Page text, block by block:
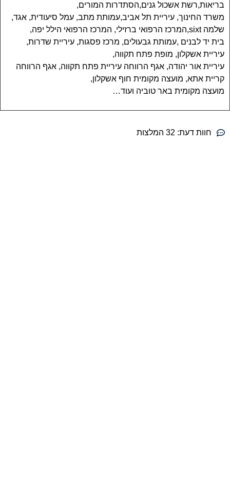
בריאות,רשת אשכול גנים,הסתדרות המורים,
משרד החינוך, עיריית תל אביב,עמותת מתב, עמל סיעודית, אגד,
שלמה sixt,המרכז הרפואי ברזילי, המרכז הרפואי הילל יפה,
בית יד לבנים ,עמותת גבעולים, מרכז פסגות, עיריית שדרות,
עיריית אשקלון, מופת פתח תקווה,
עיריית אור יהודה, אגף הרווחה עיריית פתח תקווה, אגף הרווחה
קריית אתא, מועצה מקומית חוף אשקלון,
מועצה מקומית באר טוביה ועוד…
חוות דעת: 32 המלצות